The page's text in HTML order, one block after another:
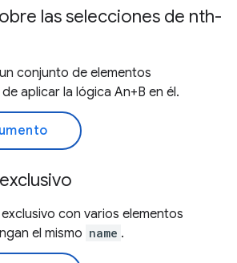
las selecciones de nth-
conjunto de elementos
aplicar la lógica An+B en él.
con varios elementos
el mismo name .